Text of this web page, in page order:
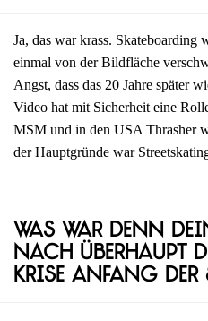
Ja, das war krass. Skateboarding
einmal von der Bildfläche
Angst, dass das 20 Jahre später
Video hat mit Sicherheit eine
MSM und in den USA Thrasher
der Hauptgründe war
Was war denn
nach überhaupt
Krise Anfang der